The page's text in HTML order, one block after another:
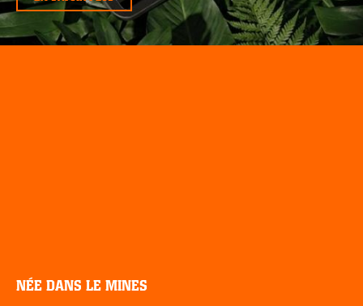
NÉE DANS LE MINES